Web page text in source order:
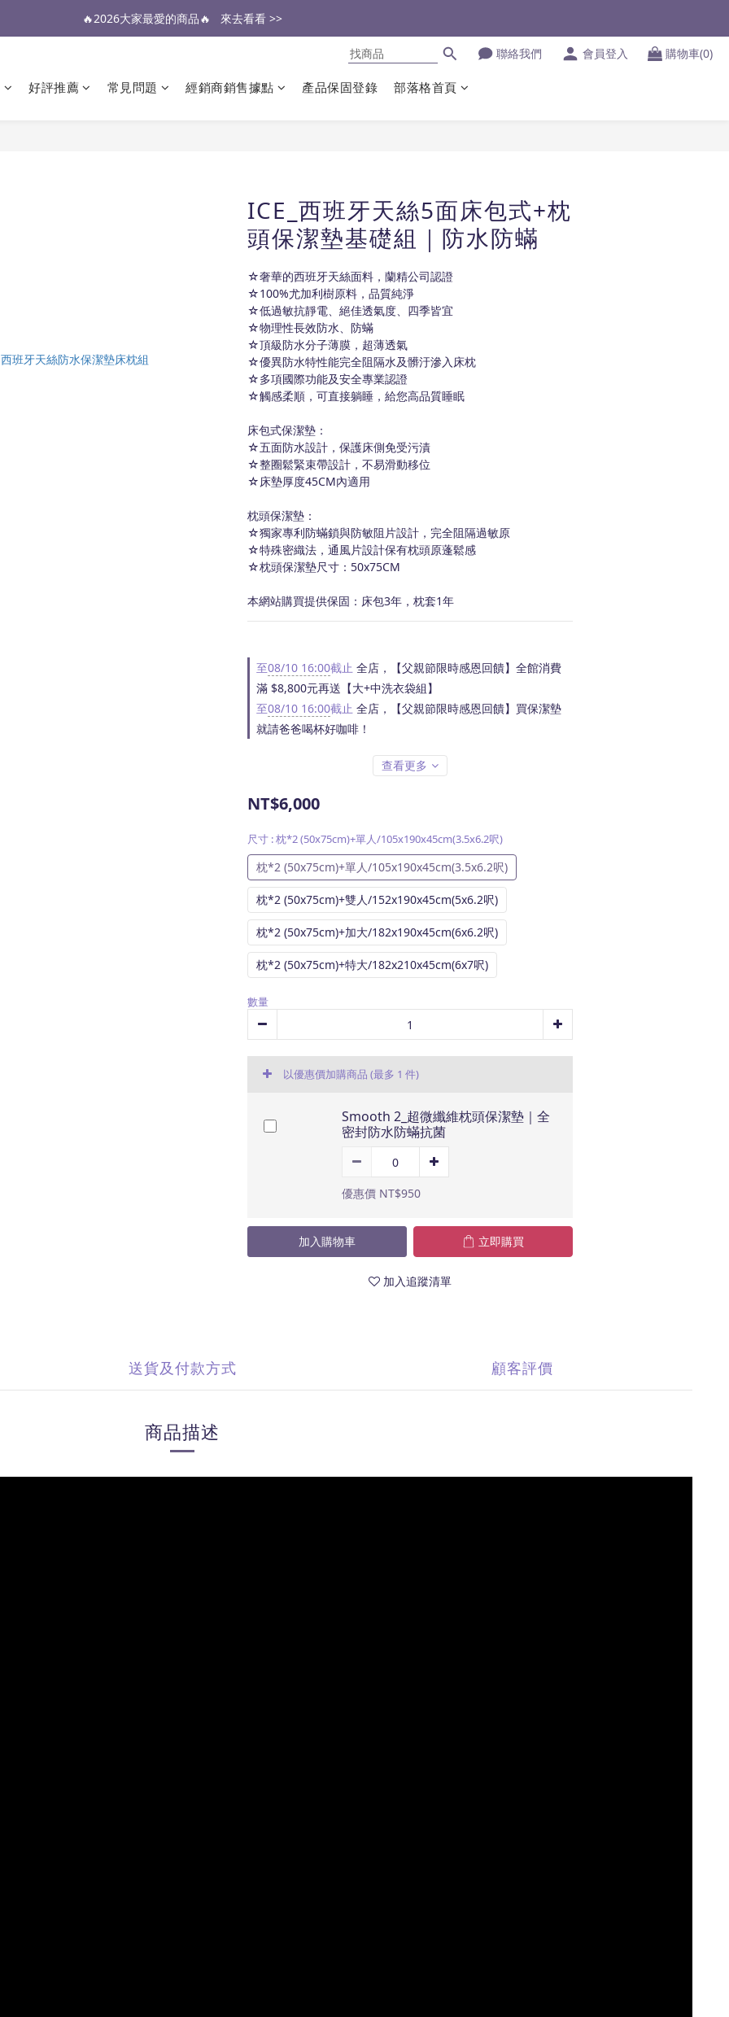
醫生也推薦的專業保潔墊，來去看看 >>
🔥2026大家最愛的商品🔥   來去看看 >>
聯絡我們 會員登入 購物車(0)
好評推薦 常見問題 經銷商銷售據點 產品保固登錄 部落格首頁
ICE_西班牙天絲5面床包式+枕
頭保潔墊基礎組｜防水防蟎
☆奢華的西班牙天絲面料，蘭精公司認證
☆100%尤加利樹原料，品質純淨
☆低過敏抗靜電、絕佳透氣度、四季皆宜
☆物理性長效防水、防蟎
☆頂級防水分子薄膜，超薄透氣
☆優異防水特性能完全阻隔水及髒汙滲入床枕
☆多項國際功能及安全專業認證
☆觸感柔順，可直接躺睡，給您高品質睡眠
床包式保潔墊：
☆五面防水設計，保護床側免受污漬
☆整圈鬆緊束帶設計，不易滑動移位
☆床墊厚度45CM內適用
枕頭保潔墊：
☆獨家專利防蟎鎖與防敏阻片設計，完全阻隔過敏原
☆特殊密織法，通風片設計保有枕頭原蓬鬆感
☆枕頭保潔墊尺寸：50x75CM
本網站購買提供保固：床包3年，枕套1年
至08/10 16:00截止 全店，【父親節限時感恩回饋】全館消費
滿 $8,800元再送【大+中洗衣袋組】
至08/10 16:00截止 全店，【父親節限時感恩回饋】買保潔墊
就請爸爸喝杯好咖啡！
查看更多
NT$6,000
尺寸 : 枕*2 (50x75cm)+單人/105x190x45cm(3.5x6.2呎)
枕*2 (50x75cm)+單人/105x190x45cm(3.5x6.2呎)
枕*2 (50x75cm)+雙人/152x190x45cm(5x6.2呎)
枕*2 (50x75cm)+加大/182x190x45cm(6x6.2呎)
枕*2 (50x75cm)+特大/182x210x45cm(6x7呎)
數量
以優惠價加購商品 (最多 1 件)
Smooth 2_超微纖維枕頭保潔墊｜全
密封防水防蟎抗菌
優惠價 NT$950
加入購物車 立即購買
加入追蹤清單
送貨及付款方式 顧客評價
商品描述